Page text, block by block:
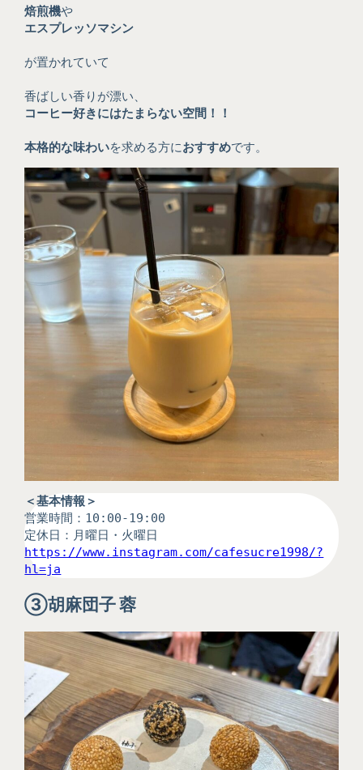
焙煎機や
エスプレッソマシン
が置かれていて
香ばしい香りが漂い、
コーヒー好きにはたまらない空間！！
本格的な味わいを求める方におすすめです。
＜基本情報＞
営業時間：10:00-19:00
定休日：月曜日・火曜日
https://www.instagram.com/cafesucre1998/?
hl=ja
③胡麻団子 蓉